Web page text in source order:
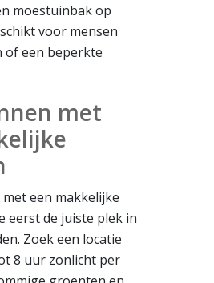
moestuinbak op
voor mensen
of een beperkte
met
een makkelijke
eerst de juiste plek in
Zoek een locatie
8 uur zonlicht per